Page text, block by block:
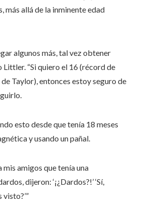
más allá de la inminente edad
algunos más, tal vez obtener
Littler. “Si quiero el 16 (récord de
Taylor), entonces estoy seguro de
esto desde que tenía 18 meses
y usando un pañal.
mis amigos que tenía una
dijeron: ‘¡¿Dardos?!’ ‘Sí,
visto?’”